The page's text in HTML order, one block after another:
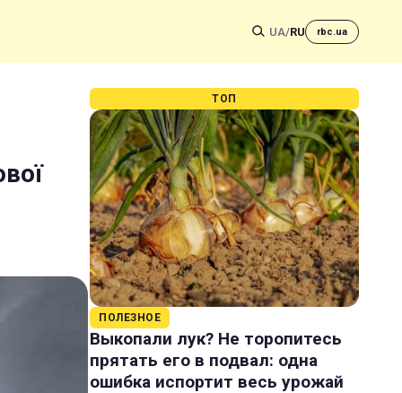
UA/RU rbc.ua
ТОП
ПОЛЕЗНОЕ
Выкопали лук? Не торопитесь
прятать его в подвал: одна
ошибка испортит весь урожай